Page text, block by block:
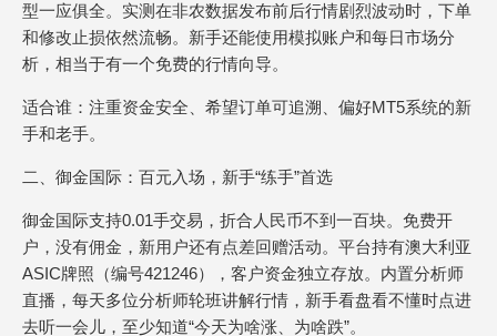
型一应俱全。实测在非农数据发布前后行情剧烈波动时，下单
和修改止损依然流畅。新手还能使用模拟账户和每日市场分
析，相当于有一个免费的行情向导。
适合谁：注重资金安全、希望订单可追溯、偏好MT5系统的新
手和老手。
二、御金国际：百元入场，新手“练手”首选
御金国际支持0.01手交易，折合人民币不到一百块。免费开
户，没有佣金，新用户还有点差回赠活动。平台持有澳大利亚
ASIC牌照（编号421246），客户资金独立存放。内置分析师
直播，每天多位分析师轮班讲解行情，新手看盘看不懂时点进
去听一会儿，至少知道“今天为啥涨、为啥跌”。